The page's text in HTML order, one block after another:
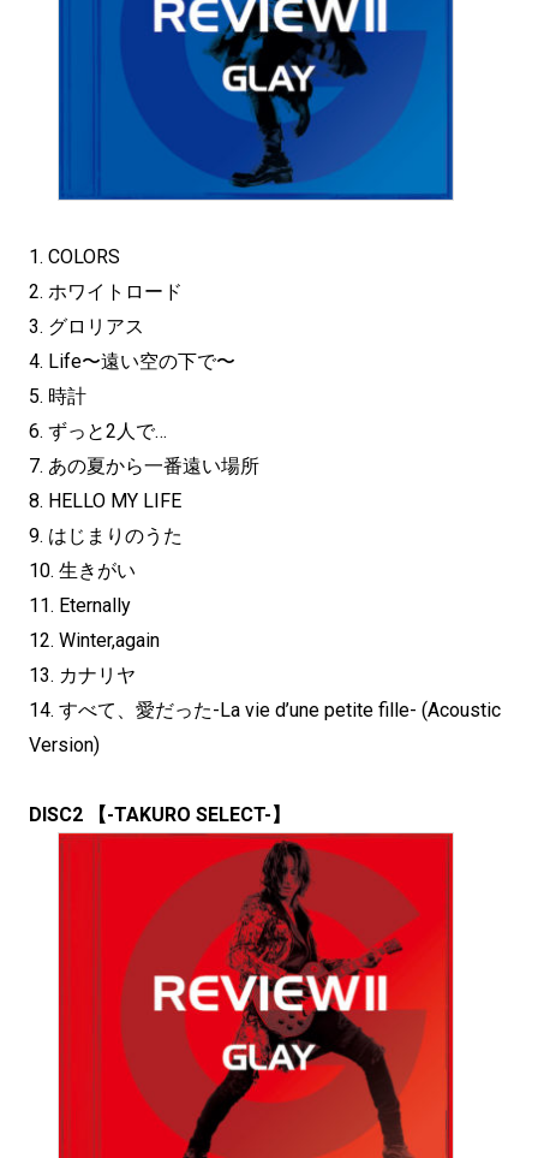
1. COLORS
2. ホワイトロード
3. グロリアス
4. Life〜遠い空の下で〜
5. 時計
6. ずっと2人で…
7. あの夏から一番遠い場所
8. HELLO MY LIFE
9. はじまりのうた
10. 生きがい
11. Eternally
12. Winter,again
13. カナリヤ
14. すべて、愛だった-La vie d’une petite fille- (Acoustic
Version)
DISC2 【-TAKURO SELECT-】